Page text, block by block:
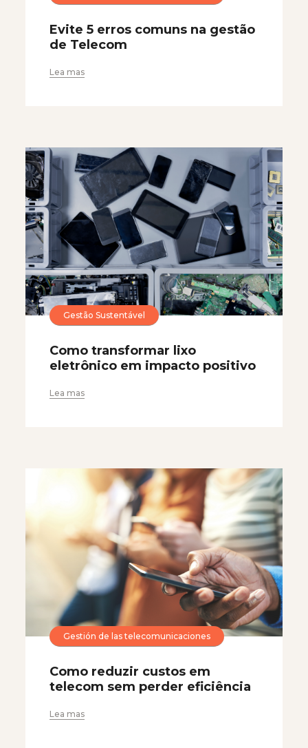
Evite 5 erros comuns na gestão
de Telecom
Lea mas
Gestão Sustentável
Como transformar lixo
eletrônico em impacto positivo
Lea mas
Gestión de las telecomunicaciones
Como reduzir custos em
telecom sem perder eficiência
Lea mas